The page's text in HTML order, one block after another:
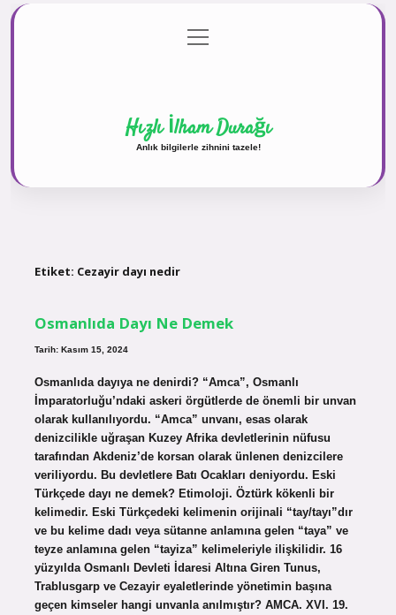
Gizlilik Politikası
menüyü
aç
Hızlı İlham Durağı
Anlık bilgilerle zihnini tazele!
Etiket: Cezayir dayı nedir
Osmanlıda Dayı Ne Demek
Tarih: Kasım 15, 2024
Osmanlıda dayıya ne denirdi? “Amca”, Osmanlı
İmparatorluğu’ndaki askeri örgütlerde de önemli bir unvan
olarak kullanılıyordu. “Amca” unvanı, esas olarak
denizcilikle uğraşan Kuzey Afrika devletlerinin nüfusu
tarafından Akdeniz’de korsan olarak ünlenen denizcilere
veriliyordu. Bu devletlere Batı Ocakları deniyordu. Eski
Türkçede dayı ne demek? Etimoloji. Öztürk kökenli bir
kelimedir. Eski Türkçedeki kelimenin orijinali “tay/tayı”dır
ve bu kelime dadı veya sütanne anlamına gelen “taya” ve
teyze anlamına gelen “tayiza” kelimeleriyle ilişkilidir. 16
yüzyılda Osmanlı Devleti İdaresi Altına Giren Tunus,
Trablusgarp ve Cezayir eyaletlerinde yönetimin başına
geçen kimseler hangi unvanla anılmıştır? AMCA. XVI. 19.